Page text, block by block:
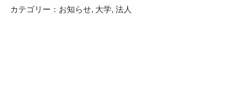
カテゴリー： お知らせ, 大学, 法人